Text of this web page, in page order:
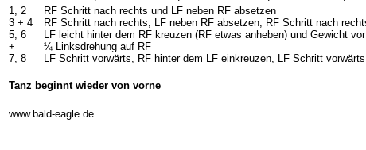
1, 2
3 + 4
5, 6
+
7, 8
RF Schritt nach rechts und LF neben RF absetzen
RF Schritt nach rechts, LF neben RF absetzen, RF Schritt nach
LF leicht hinter dem RF kreuzen (RF etwas anheben) und Gewicht
¼ Linksdrehung auf RF
LF Schritt vorwärts, RF hinter dem LF einkreuzen, LF Schritt vorwärts
Tanz beginnt wieder von vorne
www.bald-eagle.de